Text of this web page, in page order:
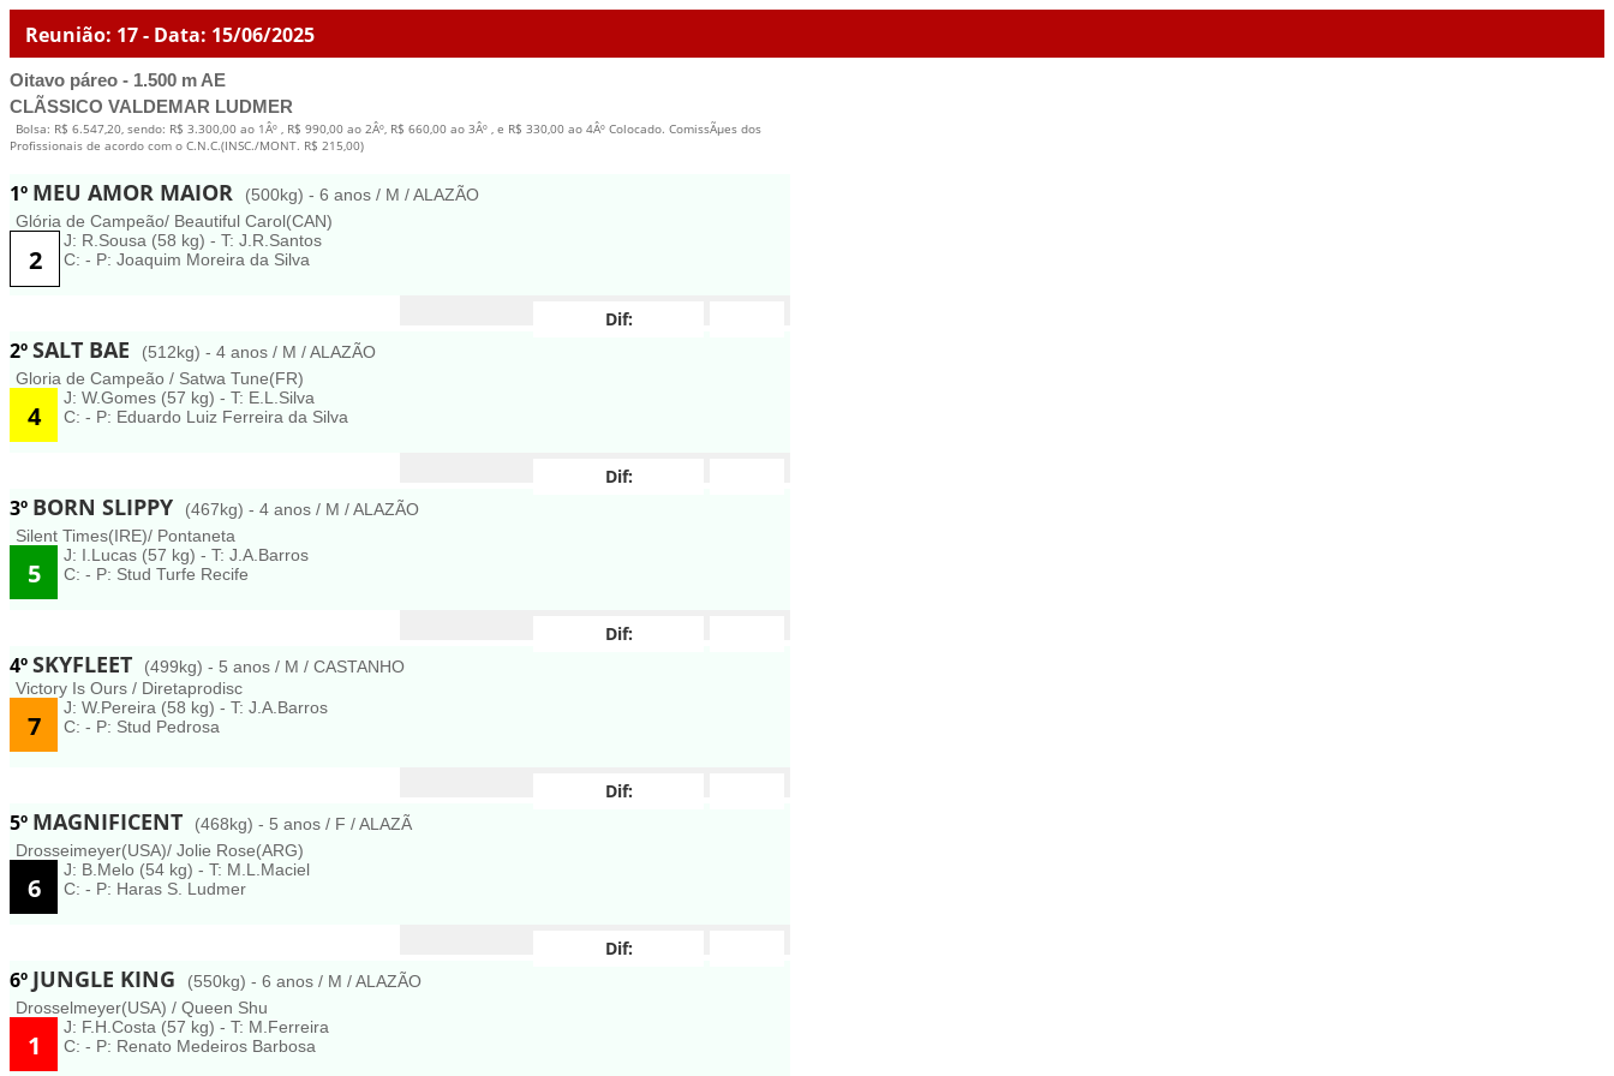
Reunião: 17 - Data: 15/06/2025
Oitavo páreo - 1.500 m AE
CLÃSSICO VALDEMAR LUDMER
Bolsa: R$ 6.547,20, sendo: R$ 3.300,00 ao 1Âº , R$ 990,00 ao 2Âº, R$ 660,00 ao 3Âº , e R$ 330,00 ao 4Âº Colocado. ComissÃµes dos
Profissionais de acordo com o C.N.C.(INSC./MONT. R$ 215,00)
1º MEU AMOR MAIOR
(500kg) - 6 anos / M / ALAZÃO
Glória de Campeão/ Beautiful Carol(CAN)
2
J: R.Sousa (58 kg) - T: J.R.Santos
C: - P: Joaquim Moreira da Silva
Dif:
2ºSALT BAE
(512kg) - 4 anos / M / ALAZÃO
Gloria de Campeão / Satwa Tune(FR)
4
J: W.Gomes (57 kg) - T: E.L.Silva
C: - P: Eduardo Luiz Ferreira da Silva
Dif:
3º BORN SLIPPY
(467kg) - 4 anos / M / ALAZÃO
Silent Times(IRE)/ Pontaneta
5
J: I.Lucas (57 kg) - T: J.A.Barros
C: - P: Stud Turfe Recife
Dif:
4ºSKYFLEET
(499kg) - 5 anos / M / CASTANHO
Victory Is Ours / Diretaprodisc
7
J: W.Pereira (58 kg) - T: J.A.Barros
C: - P: Stud Pedrosa
Dif:
5º MAGNIFICENT
(468kg) - 5 anos / F / ALAZÃ
Drosseimeyer(USA)/ Jolie Rose(ARG)
6
J: B.Melo (54 kg) - T: M.L.Maciel
C: - P: Haras S. Ludmer
Dif:
6º JUNGLE KING
(550kg) - 6 anos / M / ALAZÃO
Drosselmeyer(USA) / Queen Shu
1
J: F.H.Costa (57 kg) - T: M.Ferreira
C: - P: Renato Medeiros Barbosa